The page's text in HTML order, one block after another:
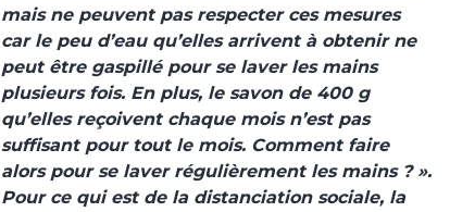
mais ne peuvent pas respecter ces mesures
car le peu d’eau qu’elles arrivent à obtenir ne
peut être gaspillé pour se laver les mains
plusieurs fois. En plus, le savon de 400 g
qu’elles reçoivent chaque mois n’est pas
suffisant pour tout le mois. Comment faire
alors pour se laver régulièrement les mains ? ».
Pour ce qui est de la distanciation sociale, la